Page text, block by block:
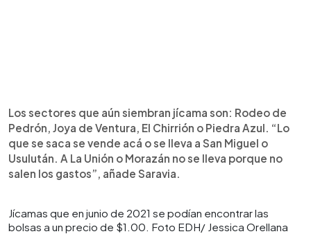
Los sectores que aún siembran jícama son: Rodeo de
Pedrón, Joya de Ventura, El Chirrión o Piedra Azul. “Lo
que se saca se vende acá o se lleva a San Miguel o
Usulután. A La Unión o Morazán no se lleva porque no
salen los gastos”, añade Saravia.
Jícamas que en junio de 2021 se podían encontrar las
bolsas a un precio de $1.00. Foto EDH/ Jessica Orellana